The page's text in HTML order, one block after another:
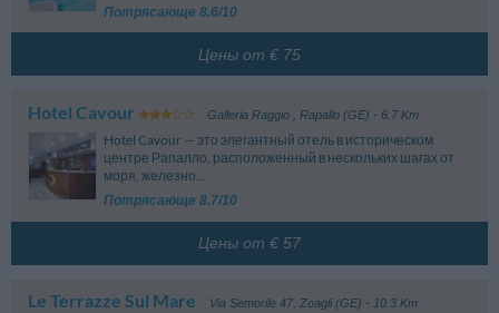
Потрясающе 8.6/10
Цены от € 75
Hotel Cavour Galleria Raggio Rapallo (GE) - 6.7 Km
Hotel Cavour — это элегантный отель в историческом
центре Рапалло, расположенный в нескольких шагах от
моря, железно...
Потрясающе 8.7/10
Цены от € 57
Le Terrazze Sul Mare Via Semorile 47, Zoagli (GE) - 10.3 Km